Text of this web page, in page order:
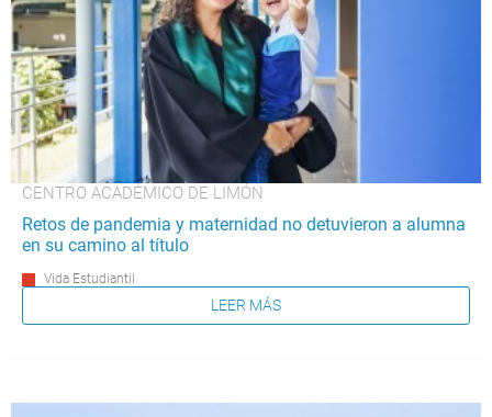
CENTRO ACADÉMICO DE LIMÓN
Retos de pandemia y maternidad no detuvieron a alumna
en su camino al título
Vida Estudiantil
LEER MÁS